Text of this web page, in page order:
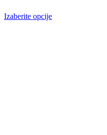
Izaberite opcije